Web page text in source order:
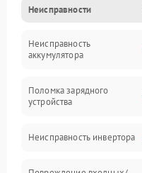
Работа с нагрузкой
Звук и индикация
Неисправности
Неисправность
аккумулятора
Поломка зарядного
устройства
Неисправность инвертора